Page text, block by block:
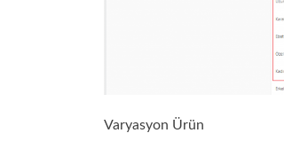
Varyasyon Ürün